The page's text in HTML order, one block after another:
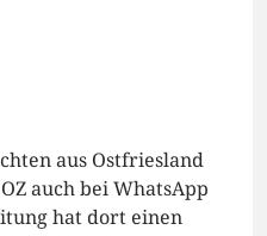
aus Ostfriesland
auch bei WhatsApp
hat dort einen